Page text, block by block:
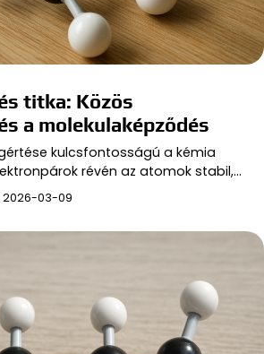
titka: Közös
a molekulaképződés
kulcsfontosságú a kémia
révén az atomok stabil,…
2026-03-09